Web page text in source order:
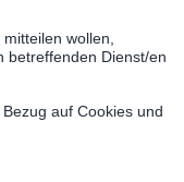
wollen,
betreffenden Dienst/en
auf Cookies und